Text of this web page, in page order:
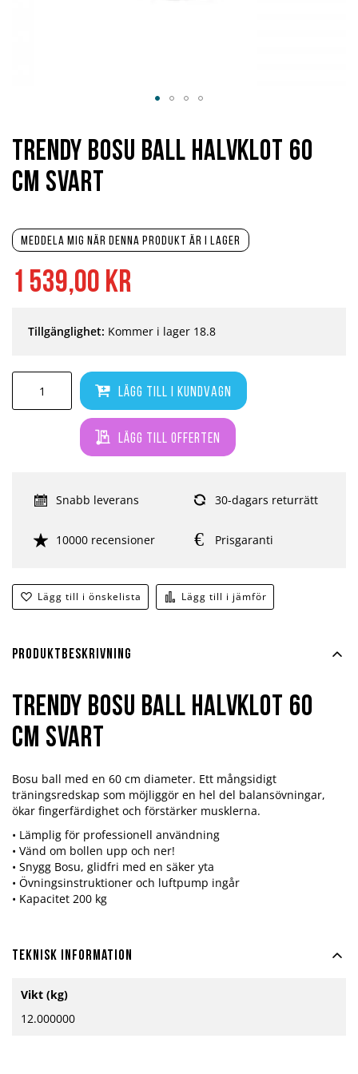
1 539,00 kr
Meddela mig när denna produkt är i lager
Lägg till i kundvagn
Lägg till offerten
Lägg till i önskelista Lägg till i jämför
Tillgänglighet: Kommer i lager 18.8
Snabb leverans 30-dagars returrätt
10000 recensioner Prisgaranti
Trendy Bosu Ball Halvklot 60
cm svart
början
bildgalleriet
Produktbeskrivning
Trendy Bosu Ball Halvklot 60
cm svart
Bosu ball med en 60 cm diameter. Ett mångsidigt
träningsredskap som möjliggör en hel del balansövningar,
ökar fingerfärdighet och förstärker musklerna.
• Lämplig för professionell användning
• Vänd om bollen upp och ner!
• Snygg Bosu, glidfri med en säker yta
• Övningsinstruktioner och luftpump ingår
• Kapacitet 200 kg
Teknisk information
information
Vikt (kg)
12.000000